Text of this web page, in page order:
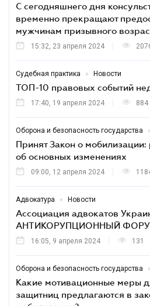
С сегодняшнего дня
временно прекращают
мужчинам призывного
15:32, 23 апреля 2024
Судебная практика • Новости
ТОП-10 правовых событий
17:40, 19 апреля 2024 884
Оборона и безопасность государства •
Принят Закон о
об основных изменениях
09:00, 12 апреля 2024
Адвокатура • Новости
Ассоциация адвокатов
АНТИКОРУПЦИОННЫЙ
16:05, 9 апреля 2024 131
Оборона и безопасность государства •
Какие мотивационные меры
защитниц предлагаются в